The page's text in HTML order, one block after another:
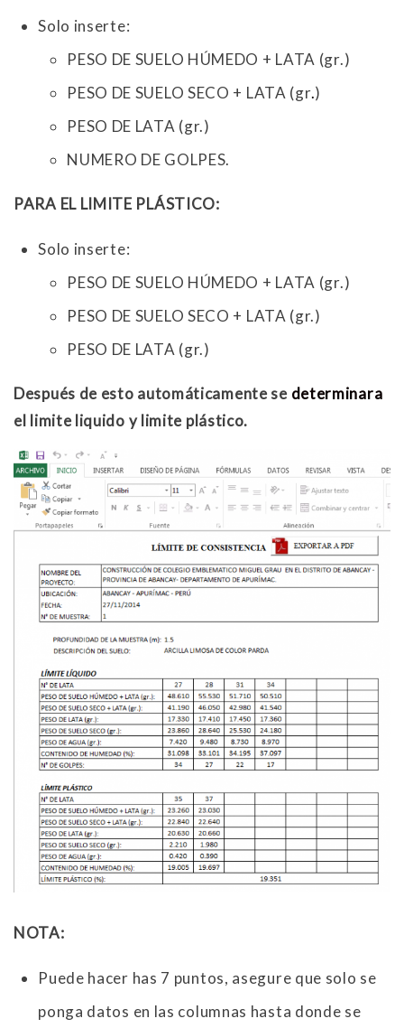
Solo inserte:
PESO DE SUELO HÚMEDO + LATA (gr.)
PESO DE SUELO SECO + LATA (gr.)
PESO DE LATA (gr.)
NUMERO DE GOLPES.
PARA EL LIMITE PLÁSTICO:
Solo inserte:
PESO DE SUELO HÚMEDO + LATA (gr.)
PESO DE SUELO SECO + LATA (gr.)
PESO DE LATA (gr.)
Después de esto automáticamente se determinara
el limite liquido y limite plástico.
NOTA:
Puede hacer has 7 puntos, asegure que solo se
ponga datos en las columnas hasta donde se